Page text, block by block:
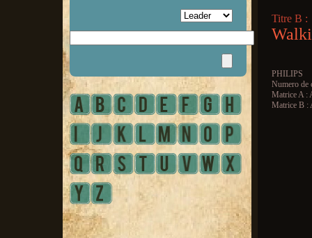
Titre B :
PHILIPS
Numero de
Matrice A :
Matrice B :